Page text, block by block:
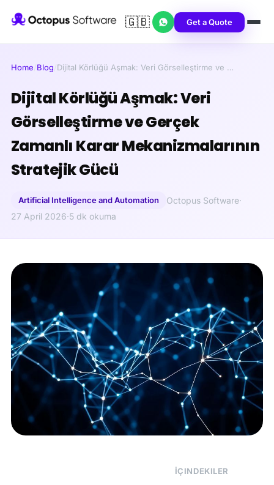
🇬🇧 Get a Quote
Home/Blog/Dijital Körlüğü Aşmak: Veri Görselleştirme ve …
Dijital Körlüğü Aşmak: Veri
Görselleştirme ve Gerçek
Zamanlı Karar Mekanizmalarının
Stratejik Gücü
Artificial Intelligence and Automation Octopus Software·
27 April 2026·5 dk okuma
İÇINDEKILER